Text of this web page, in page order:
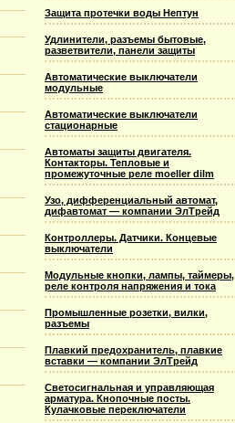
Защита протечки воды Нептун
Удлинители, разъемы бытовые,
разветвители, панели защиты
Автоматические выключатели
модульные
Автоматические выключатели
стационарные
Автоматы защиты двигателя.
Контакторы. Тепловые и
промежуточные реле moeller dilm
Узо, дифференциальный автомат,
дифавтомат — компании ЭлТрейд
Контроллеры. Датчики. Концевые
выключатели
Модульные кнопки, лампы, таймеры,
реле контроля напряжения и тока
Промышленные розетки, вилки,
разъемы
Плавкий предохранитель, плавкие
вставки — компании ЭлТрейд
Светосигнальная и управляющая
арматура. Кнопочные посты.
Кулачковые переключатели